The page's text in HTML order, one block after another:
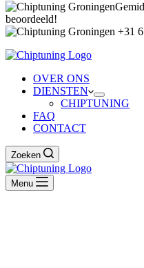
+31
OVER ONS
DIENSTEN
CHIPTUNING
FAQ
CONTACT
Zoeken
Menu